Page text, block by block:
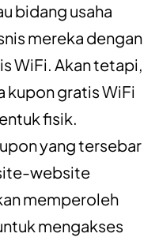
bidang usaha
mereka dengan
WiFi. Akan tetapi,
kupon gratis WiFi
fisik.
yang tersebar
website
memperoleh
mengakses